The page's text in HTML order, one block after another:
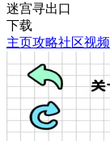
迷宫寻出口
下载
主页攻略社区视频